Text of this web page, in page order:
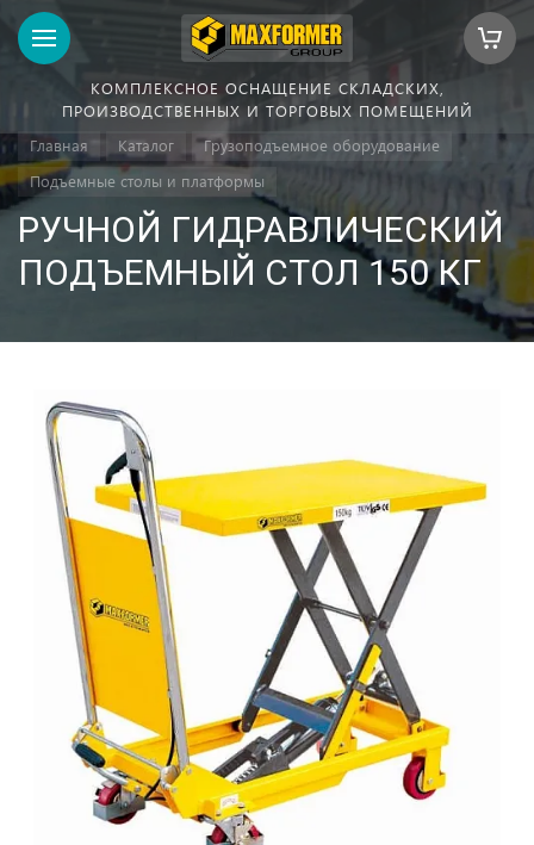
КОМПЛЕКСНОЕ ОСНАЩЕНИЕ СКЛАДСКИХ,
ПРОИЗВОДСТВЕННЫХ И ТОРГОВЫХ ПОМЕЩЕНИЙ
Главная
Каталог
Грузоподъемное оборудование
Подъемные столы и платформы
РУЧНОЙ ГИДРАВЛИЧЕСКИЙ
ПОДЪЕМНЫЙ СТОЛ 150 КГ